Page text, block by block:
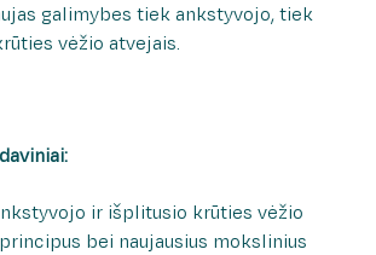
galimybes tiek ankstyvojo, tiek
vėžio atvejais.
ir išplitusio krūties vėžio
bei naujausius mokslinius